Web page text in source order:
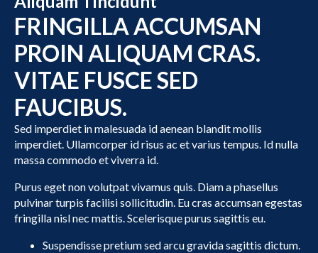
FRINGILLA ACCUMSAN
PROIN ALIQUAM CRAS.
VITAE FUSCE SED
FAUCIBUS.
Sed imperdiet in malesuada id aenean blandit mollis
imperdiet. Ullamcorper id risus ac et varius tempus. Id nulla
massa commodo et viverra id.
Purus eget non volutpat vivamus quis. Diam a phasellus
pulvinar turpis facilisi sollicitudin. Eu cras accumsan egestas
fringilla nisl nec mattis. Scelerisque purus sagittis eu.
Suspendisse pretium sed arcu gravida sagittis dictum.